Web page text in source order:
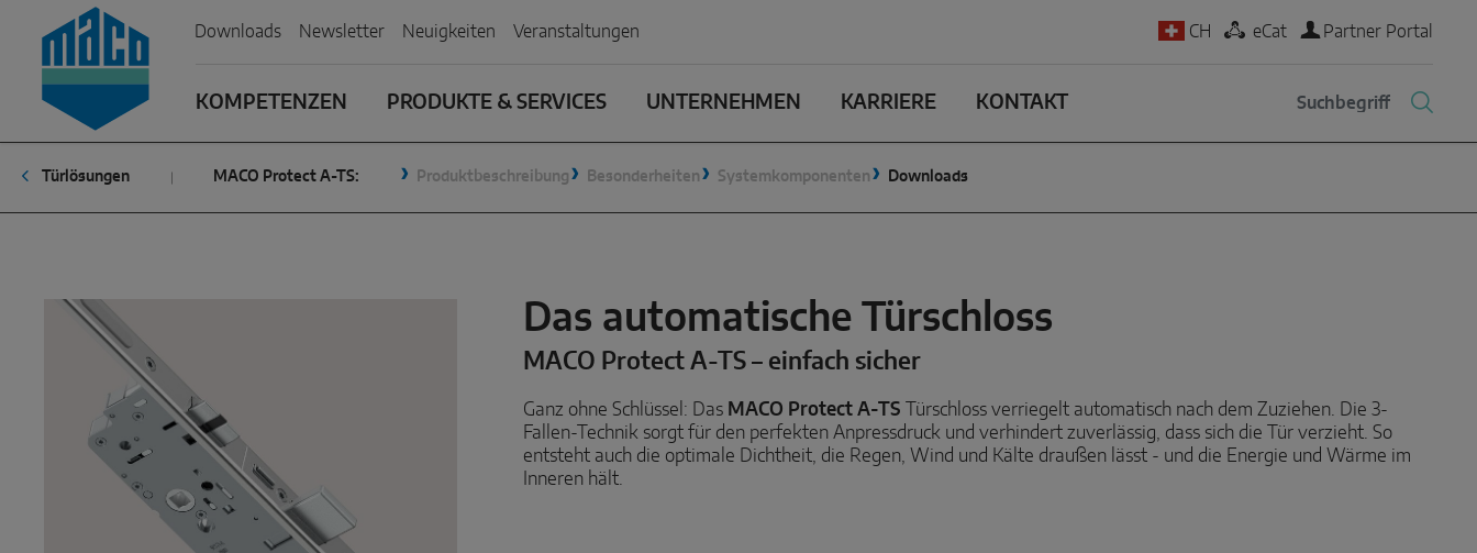
Zum Inhalt
Zum Inhaltsverzeichnis
Zur Hautpnavigation
Downloads Newsletter Neuigkeiten Veranstaltungen CH eCat Partner Portal
KOMPETENZEN PRODUKTE & SERVICES UNTERNEHMEN KARRIERE KONTAKT
Türlösungen MACO Protect A-TS: Produktbeschreibung Besonderheiten Systemkomponenten Downloads
Das automatische Türschloss
MACO Protect A-TS – einfach sicher
Ganz ohne Schlüssel: Das MACO Protect A-TS Türschloss verriegelt automatisch nach dem Zuziehen. Die 3-
Fallen-Technik sorgt für den perfekten Anpressdruck und verhindert zuverlässig, dass sich die Tür verzieht. So
entsteht auch die optimale Dichtheit, die Regen, Wind und Kälte draußen lässt - und die Energie und Wärme im
Inneren hält.